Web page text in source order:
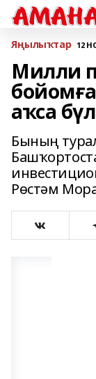
Яңылыҡтар 12
Милли
аҡса
Бының
Рөстәм